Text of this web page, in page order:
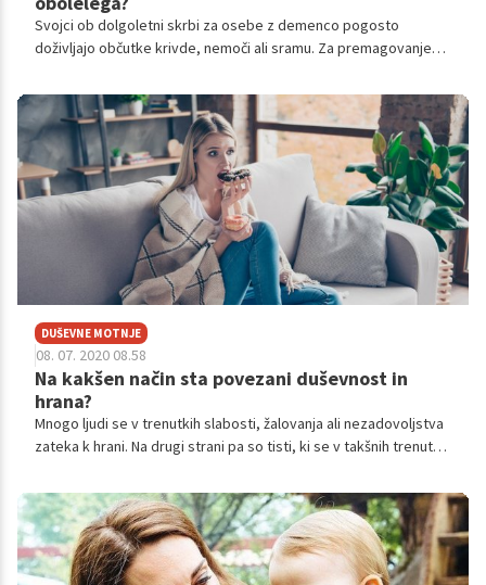
Svojci ob dolgoletni skrbi za osebe z demenco pogosto
doživljajo občutke krivde, nemoči ali sramu. Za premagovanje
potrebno, da se svojci ves čas informirajo o bolezni in oblikah
pomoči v skupnosti.
DUŠEVNE MOTNJE
08. 07. 2020 08.58
Na kakšen način sta povezani duševnost in
hrana?
Mnogo ljudi se v trenutkih slabosti, žalovanja ali nezadovoljstva
zateka k hrani. Na drugi strani pa so tisti, ki se v takšnih trenutkih
fizično in duševno zdravje. Več o tem nam je v intervjuju razkrila
socialna pedagoginja, geštalt izkustvena družinska terapevtka
in psihoterapevtka Tina Korošec.